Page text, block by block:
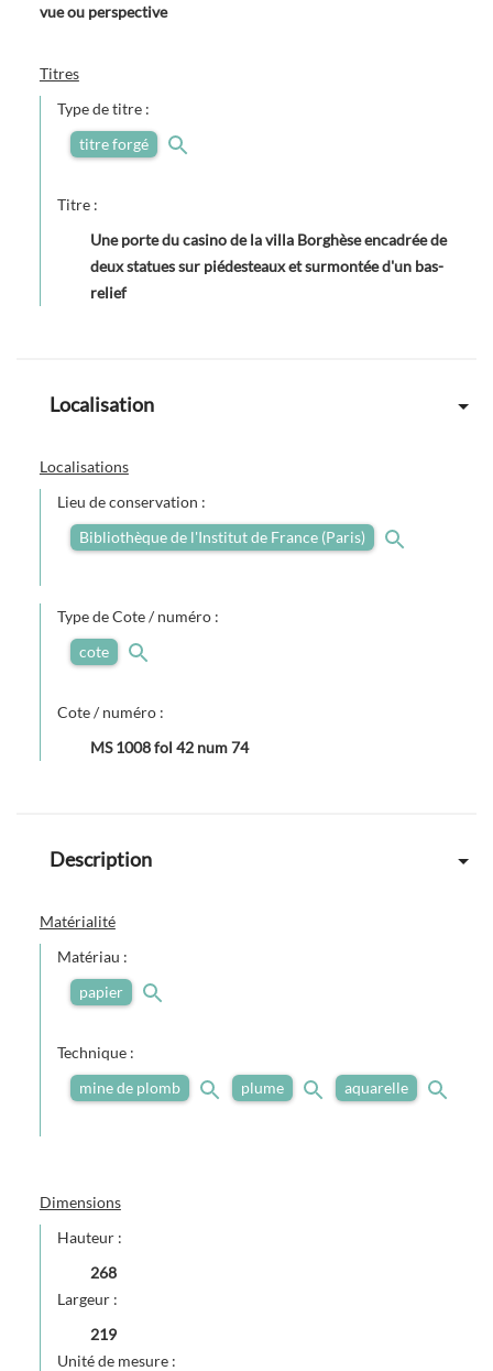
vue ou perspective
Titres
Type de titre :
titre forgé
Titre :
Une porte du casino de la villa Borghèse encadrée de
deux statues sur piédesteaux et surmontée d'un bas-
relief
Localisation
Localisations
Lieu de conservation :
Bibliothèque de l'Institut de France (Paris)
Type de Cote / numéro :
cote
Cote / numéro :
MS 1008 fol 42 num 74
Description
Matérialité
Matériau :
papier
Technique :
mine de plomb
plume aquarelle
Dimensions
Hauteur :
268
Largeur :
219
Unité de mesure :